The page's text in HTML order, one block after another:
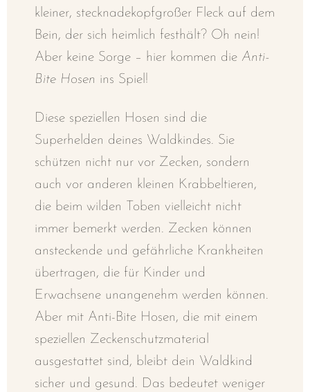
kleiner, stecknadekopfgroßer Fleck auf dem
Bein, der sich heimlich festhält? Oh nein!
Aber keine Sorge – hier kommen die Anti-
Bite Hosen ins Spiel!
Diese speziellen Hosen sind die
Superhelden deines Waldkindes. Sie
schützen nicht nur vor Zecken, sondern
auch vor anderen kleinen Krabbeltieren,
die beim wilden Toben vielleicht nicht
immer bemerkt werden. Zecken können
ansteckende und gefährliche Krankheiten
übertragen, die für Kinder und
Erwachsene unangenehm werden können.
Aber mit Anti-Bite Hosen, die mit einem
speziellen Zeckenschutzmaterial
ausgestattet sind, bleibt dein Waldkind
sicher und gesund. Das bedeutet weniger